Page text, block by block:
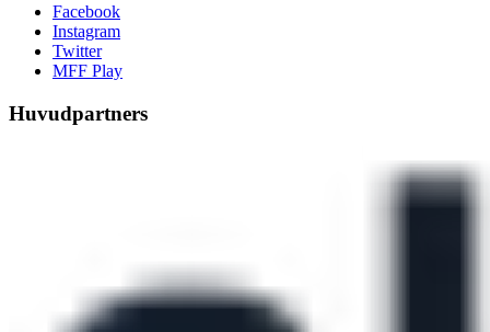
Facebook
Instagram
Twitter
MFF Play
Huvudpartners